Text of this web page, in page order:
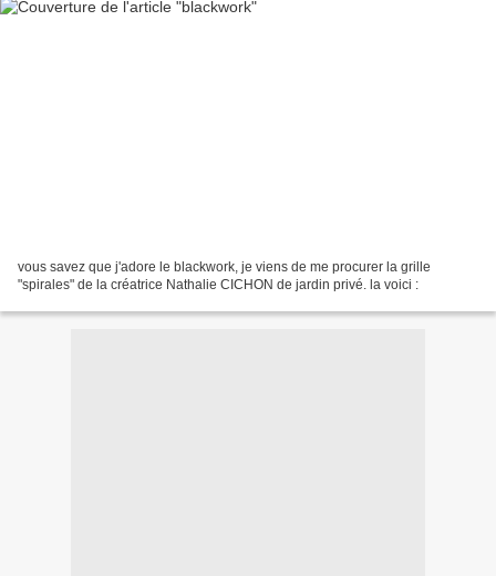
vous savez que j'adore le blackwork, je viens de me procurer la grille
"spirales" de la créatrice Nathalie CICHON de jardin privé. la voici :